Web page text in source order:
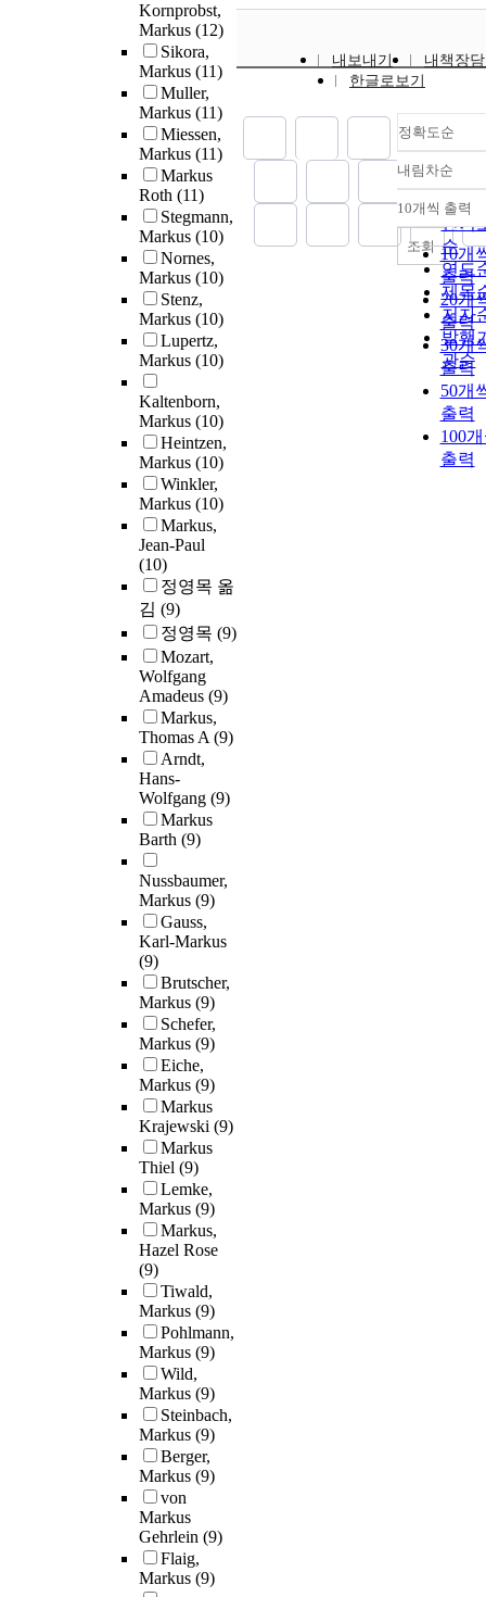
Kornprobst,
Markus (12)
Sikora,
Markus (11)
Muller,
Markus (11)
Miessen,
Markus (11)
Markus
Roth (11)
Stegmann,
Markus (10)
Nornes,
Markus (10)
Stenz,
Markus (10)
Lupertz,
Markus (10)
Kaltenborn,
Markus (10)
Heintzen,
Markus (10)
Winkler,
Markus (10)
Markus,
Jean-Paul
(10)
정영목 옮
김 (9)
정영목 (9)
Mozart,
Wolfgang
Amadeus (9)
Markus,
Thomas A(9)
Arndt,
Hans-
Wolfgang (9)
Markus
Barth (9)
Nussbaumer,
Markus (9)
Gauss,
Karl-Markus
(9)
Brutscher,
Markus (9)
Schefer,
Markus (9)
Eiche,
Markus (9)
Markus
Krajewski (9)
Markus
Thiel (9)
Lemke,
Markus (9)
Markus,
Hazel Rose
(9)
Tiwald,
Markus (9)
Pohlmann,
Markus (9)
Wild,
Markus (9)
Steinbach,
Markus (9)
Berger,
Markus (9)
von
Markus
Gehrlein (9)
Flaig,
Markus (9)
내보내기
내책장
한글로보기
정확도순
정확
순
인기
순
연도
제목
저자
발행
관순
내림차순
내림
10개씩 출력
10개
출력
20개
출력
30개
출력
50개
출력
100
출력
조회